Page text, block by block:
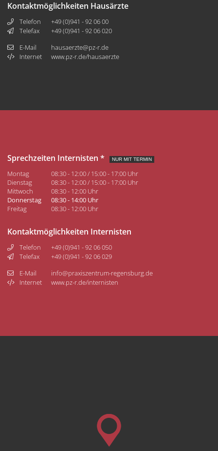
Kontaktmöglichkeiten Hausärzte
Telefon
+49 (0)941 - 92 06 00
Telefax
+49 (0)941 - 92 06 020
E-Mail
hausaerzte@pz-r.de
Internet
www.pz-r.de/hausaerzte
Sprechzeiten Internisten * NUR MIT TERMIN
Montag
08:30 - 12:00 / 15:00 - 17:00 Uhr
Dienstag
08:30 - 12:00 / 15:00 - 17:00 Uhr
Mittwoch
08:30 - 12:00 Uhr
Donnerstag
08:30 - 14:00 Uhr
Freitag
08:30 - 12:00 Uhr
Kontaktmöglichkeiten Internisten
Telefon
+49 (0)941 - 92 06 050
Telefax
+49 (0)941 - 92 06 029
E-Mail
info@praxiszentrum-regensburg.de
Internet
www.pz-r.de/internisten